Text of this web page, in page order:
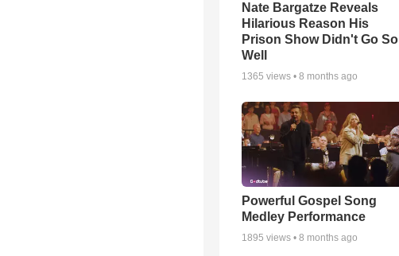
Nate Bargatze Reveals
Hilarious Reason His
Prison Show Didn't Go So
Well
1365 views • 8 months ago
Powerful Gospel Song
Medley Performance
1895 views • 8 months ago